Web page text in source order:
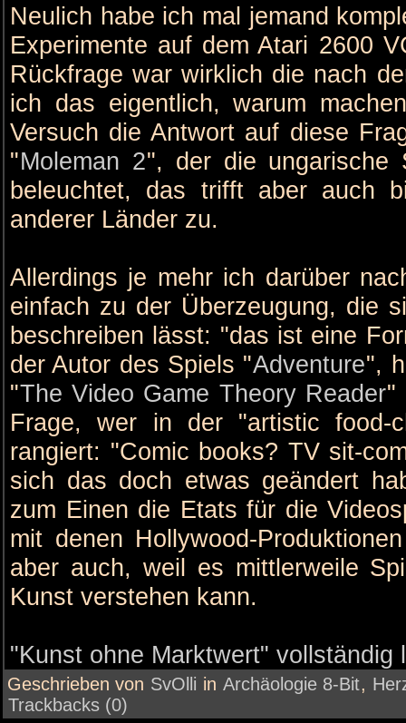
Neulich habe ich mal jemand
Experimente auf dem Atari 2600
Rückfrage war wirklich die nach
ich das eigentlich, warum
Versuch die Antwort auf diese
"Moleman 2", der die ungarische
beleuchtet, das trifft aber auch
anderer Länder zu.
Allerdings je mehr ich darüber
einfach zu der Überzeugung, die
beschreiben lässt: "das ist eine
der Autor des Spiels "Adventure",
"The Video Game Theory Reader"
Frage, wer in der "artistic food-
rangiert: "Comic books? TV sit-
sich das doch etwas geändert
zum Einen die Etats für die
mit denen Hollywood-
aber auch, weil es mittlerweile
Kunst verstehen kann.
"Kunst ohne Marktwert" vollständig
Geschrieben von SvOlli in Archäologie 8-Bit,
Trackbacks (0)